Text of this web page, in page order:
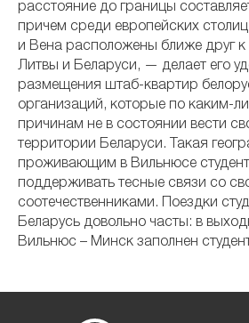
расстояние до границы
причем среди европейских
и Вена расположены ближе друг к
Литвы и Беларуси, — делает его
размещения штаб-квартир
организаций, которые по каким-
причинам не в состоянии вести
территории Беларуси. Такая
проживающим в Вильнюсе
поддерживать тесные связи со
соотечественниками. Поездки
Беларусь довольно часты: в
Вильнюс – Минск заполнен